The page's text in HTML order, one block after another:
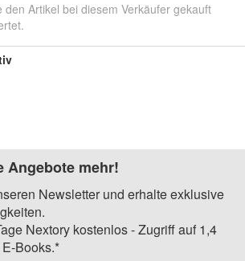
den Artikel bei diesem Verkäufer gekauft
Angebote mehr!
Newsletter und erhalte exklusive
Nextory kostenlos - Zugriff auf 1,4
Books.*